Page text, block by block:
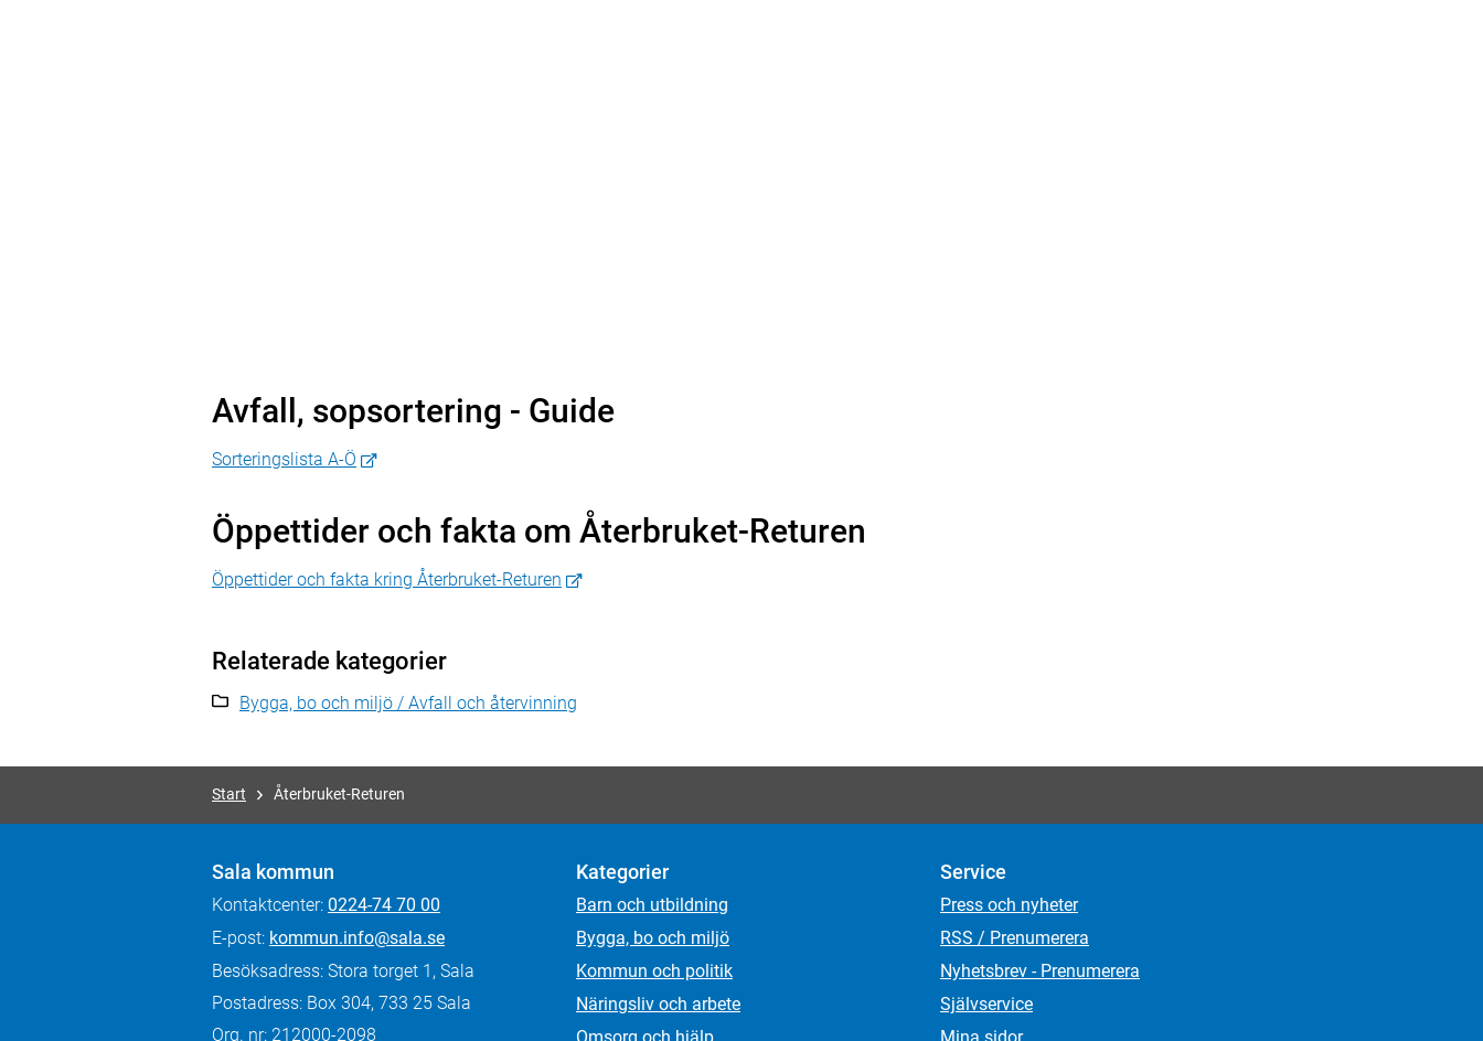
Avfall, sopsortering - Guide
Sorteringslista A-Ö
Öppettider och fakta om Återbruket-Returen
Öppettider och fakta kring Återbruket-Returen
Relaterade kategorier
Bygga, bo och miljö / Avfall och återvinning
Start Återbruket-Returen
Sala kommun
Kontaktcenter: 0224-74 70 00
E-post: kommun.info@sala.se
Besöksadress: Stora torget 1, Sala
Postadress: Box 304, 733 25 Sala
Org. nr: 212000-2098
Kategorier
Barn och utbildning
Bygga, bo och miljö
Kommun och politik
Näringsliv och arbete
Service
Press och nyheter
RSS / Prenumerera
Nyhetsbrev - Prenumerera
Självservice